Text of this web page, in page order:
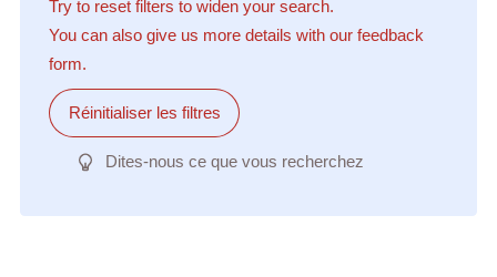
Try to reset filters to widen your search.
You can also give us more details with our feedback
form.
Réinitialiser les filtres
Dites-nous ce que vous recherchez